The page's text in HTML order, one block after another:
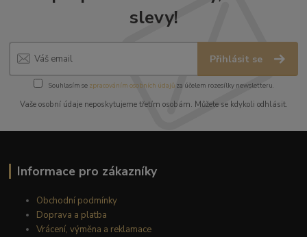
slevy!
Přihlásit se
Souhlasím se zpracováním osobních údajůza účelem rozesílky newsletteru.
Vaše osobní údaje neposkytujeme třetím osobám. Můžete se kdykoli odhlásit.
Informace pro zákazníky
Obchodní podmínky
Doprava a platba
Vrácení, výměna a reklamace